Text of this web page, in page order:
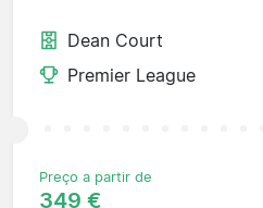
Dean Court
Premier League
Preço a partir de
349 €